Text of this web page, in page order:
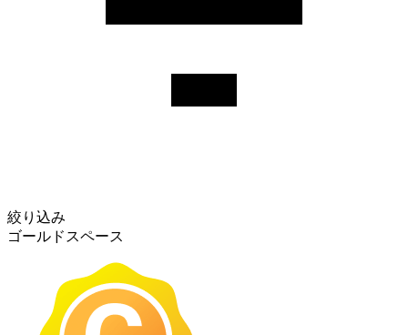
絞り込み
ゴールドスペース